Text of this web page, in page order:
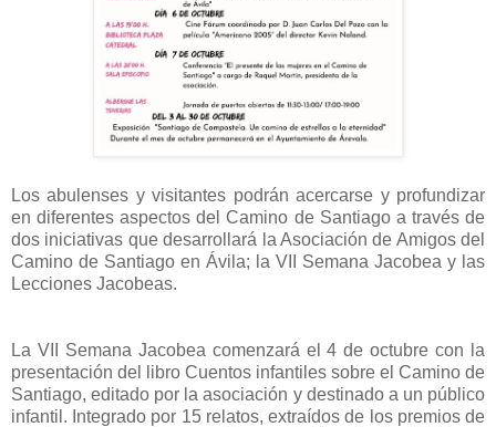
Los abulenses y visitantes podrán acercarse y profundizar
en diferentes aspectos del Camino de Santiago a través de
dos iniciativas que desarrollará la Asociación de Amigos del
Camino de Santiago en Ávila; la VII Semana Jacobea y las
Lecciones Jacobeas.
La VII Semana Jacobea comenzará el 4 de octubre con la
presentación del libro Cuentos infantiles sobre el Camino de
Santiago, editado por la asociación y destinado a un público
infantil. Integrado por 15 relatos, extraídos de los premios de